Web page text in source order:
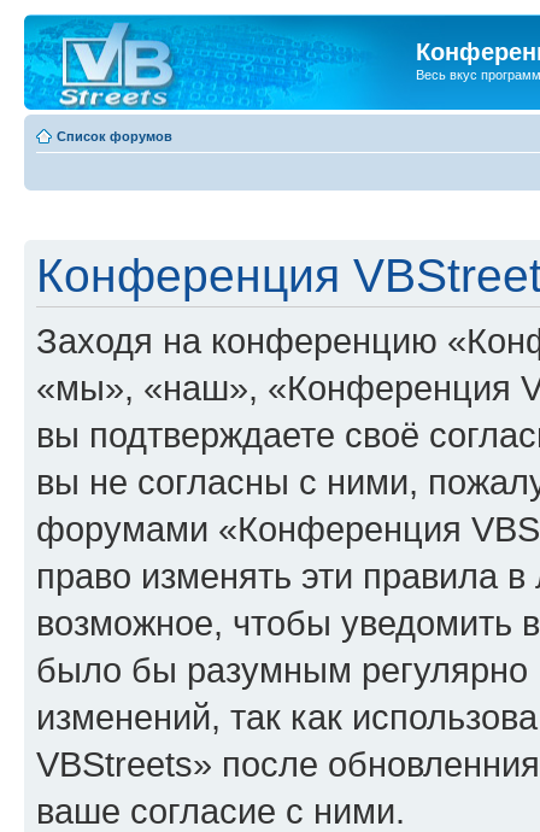
Весь вкус
Список форумов
Конференция
Заходя на конференцию
«мы», «наш», «Конференция
вы подтверждаете своё
вы не согласны с ними,
форумами «Конференция
право изменять эти правила
возможное, чтобы уведомить
было бы разумным регулярно
изменений, так как
VBStreets» после
ваше согласие с ними.